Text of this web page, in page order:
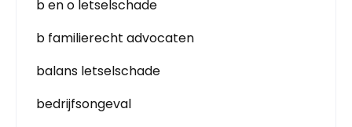
b en o letselschade
b familierecht advocaten
balans letselschade
bedrijfsongeval